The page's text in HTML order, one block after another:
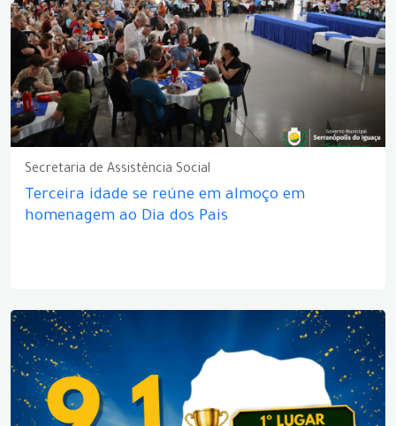
Secretaria de Assistência Social
Terceira idade se reúne em almoço em
homenagem ao Dia dos Pais